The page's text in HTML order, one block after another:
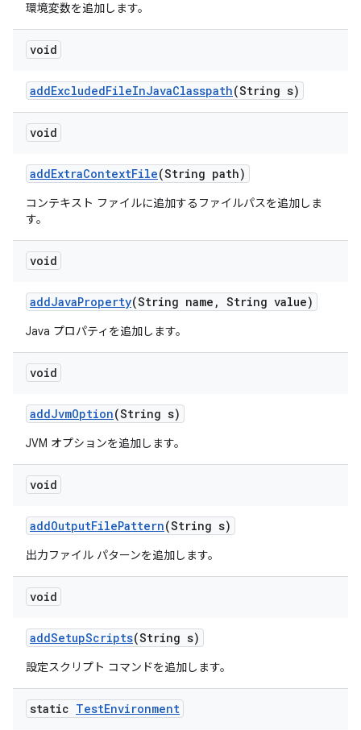
環境変数を追加します。
void
addExcludedFileInJavaClasspath(String s)
void
addExtraContextFile(String path)
コンテキスト ファイルに追加するファイルパスを追加しま
す。
void
addJavaProperty(String name , String value)
Java プロパティを追加します。
void
addJvmOption(String s)
JVM オプションを追加します。
void
addOutputFilePattern(String s)
出力ファイル パターンを追加します。
void
addSetupScripts(String s)
設定スクリプト コマンドを追加します。
static TestEnvironment